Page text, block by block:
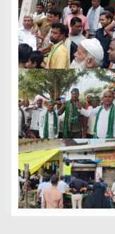
a
t
i
o
n